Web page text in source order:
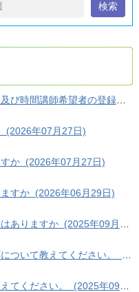
検索
登録について知りたい (2026年07月27日)
(2026年07月27日)
か (2026年07月27日)
すか (2026年06月29日)
りますか (2025年09月12日)
てください。 (2025年09月09日)
ださい。 (2025年09月09日)